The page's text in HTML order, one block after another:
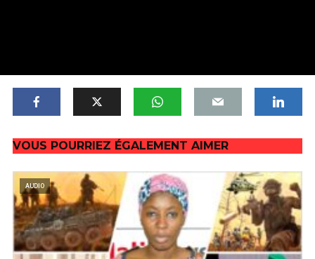
VOUS POURRIEZ ÉGALEMENT AIMER
AUDIO